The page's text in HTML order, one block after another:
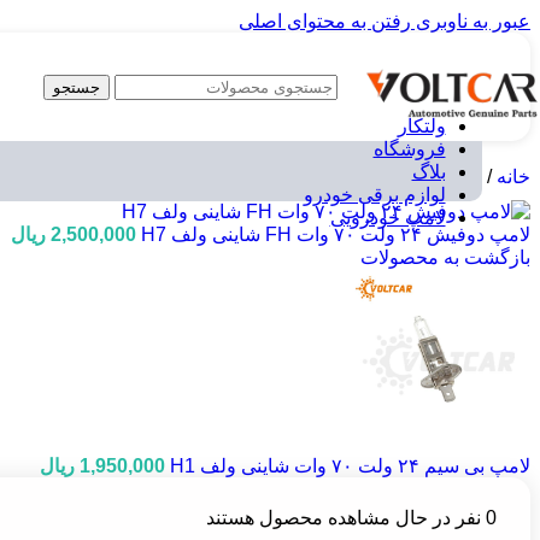
عبور به ناوبری رفتن به محتوای اصلی
جستجو
ولتکار
فروشگاه
بلاگ
لوازم برقی خودرو
لامپ خودرویی
خانه/ لوازم برقی خودرو
لامپ دوفیش ۲۴ ولت ۷۰ وات FH شاینی ولف H7 2,500,000 ریال
بازگشت به محصولات
لامپ بی سیم ۲۴ ولت ۷۰ وات شاینی ولف H1 1,950,000 ریال
0 نفر در حال مشاهده محصول هستند